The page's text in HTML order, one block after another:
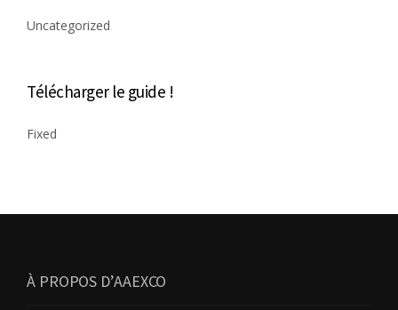
Uncategorized
Télécharger le guide !
Fixed
À PROPOS D’AAEXCO